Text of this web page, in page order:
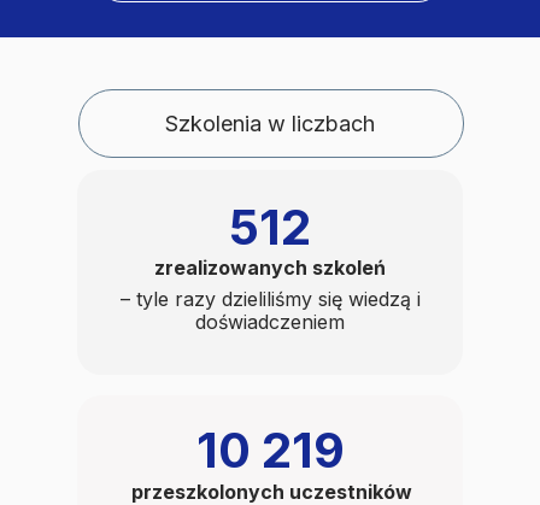
Szkolenia w liczbach
– tyle razy dzieliliśmy się wiedzą i
doświadczeniem
zrealizowanych szkoleń
512
przeszkolonych uczestników
10 219